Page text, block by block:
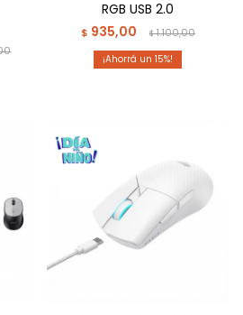
RGB USB 2.0
$ 935,00 $1.100,00
15